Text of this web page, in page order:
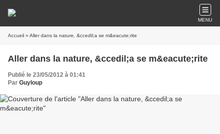
MENU
Accueil » Aller dans la nature, &ccedil;a se m&eacute;rite
Aller dans la nature, &ccedil;a se m&eacute;rite
Publié le 23/05/2012 à 01:41
Par Guyloup